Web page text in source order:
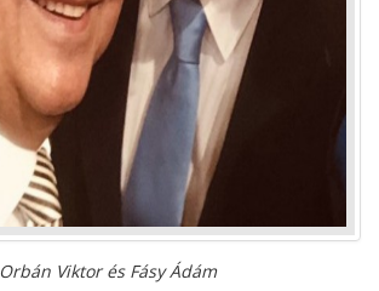
Orbán Viktor és Fásy Ádám